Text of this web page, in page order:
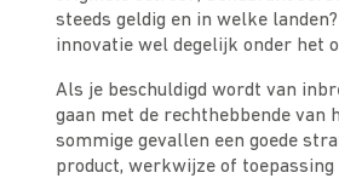
steeds geldig en in welke
innovatie wel degelijk onder het
Als je beschuldigd wordt van
gaan met de rechthebbende van
sommige gevallen een goede
product, werkwijze of